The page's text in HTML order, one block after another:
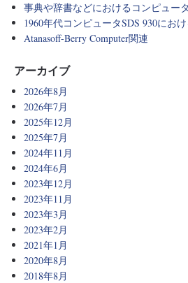
事典や辞書などにおけるコンピュー
1960年代コンピュータSDS 930にお
Atanasoff-Berry Computer関連
アーカイブ
2026年8月
2026年7月
2025年12月
2025年7月
2024年11月
2024年6月
2023年12月
2023年11月
2023年3月
2023年2月
2021年1月
2020年8月
2018年8月